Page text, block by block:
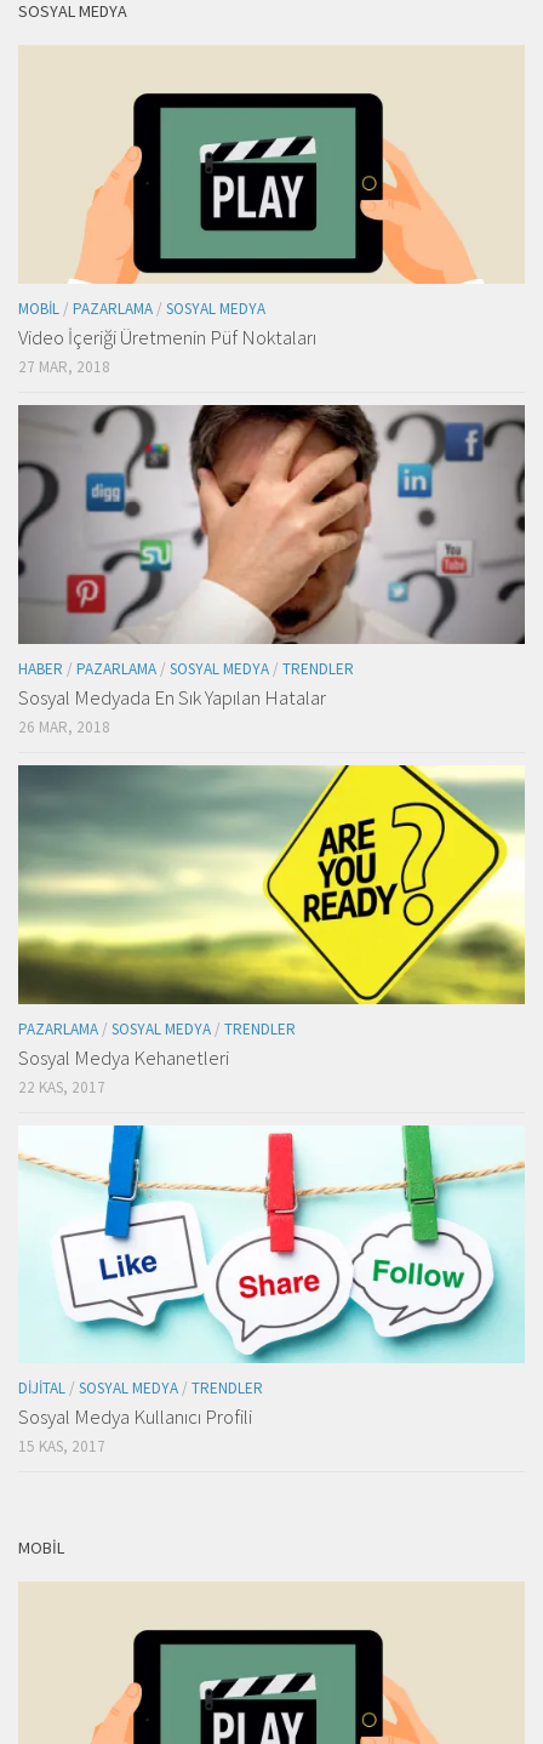
SOSYAL MEDYA
MOBIL / PAZARLAMA / SOSYAL MEDYA
Video İçeriği Üretmenin Püf Noktaları
27 MAR, 2018
HABER / PAZARLAMA / SOSYAL MEDYA / TRENDLER
Sosyal Medyada En Sık Yapılan Hatalar
26 MAR, 2018
PAZARLAMA / SOSYAL MEDYA / TRENDLER
Sosyal Medya Kehanetleri
22 KAS, 2017
DIJITAL/ SOSYAL MEDYA/ TRENDLER
Sosyal Medya Kullanıcı Profili
15 KAS, 2017
MOBIL